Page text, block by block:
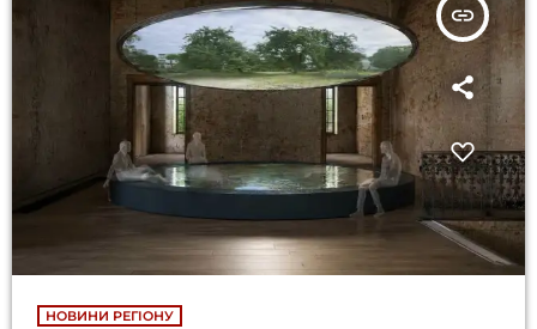
insert_link
НОВИНИ РЕГІОНУ